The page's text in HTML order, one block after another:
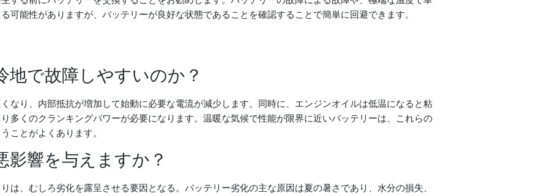
可能性がありますが、バッテリーが良好な状態であることを確認することで簡単に回避できます。
で故障しやすいのか？
なり、内部抵抗が増加して始動に必要な電流が減少します。同時に、エンジンオイルは低温になると粘
多くのクランキングパワーが必要になります。温暖な気候で性能が限界に近いバッテリーは、これらの
ことがよくあります。
響を与えますか？
は、むしろ劣化を露呈させる要因となる。バッテリー劣化の主な原因は夏の暑さであり、水分の損失、